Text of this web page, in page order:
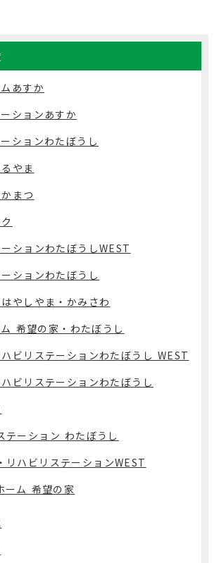
あすか
ションあすか
ションわたぼうし
やま
まつ
ションわたぼうしWEST
ションわたぼうし
やしやま・かみさわ
希望の家・わたぼうし
ビリステーションわたぼうし WEST
ビリステーションわたぼうし
テーション わたぼうし
リハビリステーションWEST
ーム 希望の家